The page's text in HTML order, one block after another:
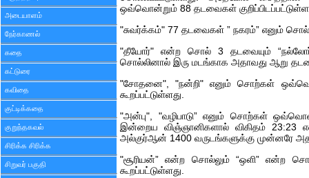
அடையாளம்
நேர்காணல்
கதை
கட்டுரை
கவிதை
குட்டிக்கதை
குறுந்தகவல்
சிரிக்க சிரிக்க
சிறுவர் பகுதி
ஒவ்வொன்றும் 88 தடவைகள்
"சுவர்க்கம்" 77 தடவைகள் ” நகரம்” எனும்
"தீயோர்" என்ற சொல் 3 தடவையும்
சொல்லினால் இரு மடங்காக அதாவது ஆறு
"சோதனை", "நன்றி" எனும் சொற்கள்
கூறப்பட்டுள்ளது.
"அன்பு", "வழிபாடு” எனும் சொற்கள்
இன்றைய விஞ்ஞானிகளால் விகிதம் 23:23
அல்குர்ஆன் 1400 வருடங்களுக்கு முன்னரே
"சூரியன்” என்ற சொல்லும் “ஒளி” என்ற
கூறப்பட்டுள்ளது.